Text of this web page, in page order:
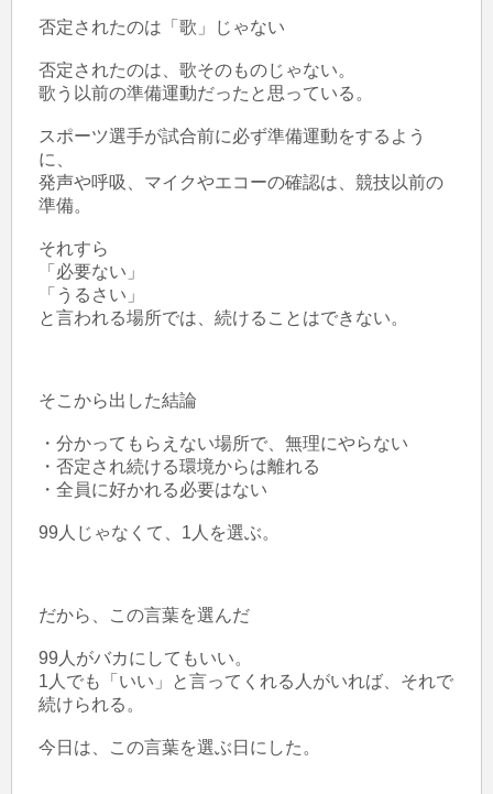
否定されたのは「歌」じゃない
否定されたのは、歌そのものじゃない。
歌う以前の準備運動だったと思っている。
スポーツ選手が試合前に必ず準備運動をするよう
に、
発声や呼吸、マイクやエコーの確認は、競技以前の
準備。
それすら
「必要ない」
「うるさい」
と言われる場所では、続けることはできない。
そこから出した結論
・分かってもらえない場所で、無理にやらない
・否定され続ける環境からは離れる
・全員に好かれる必要はない
99人じゃなくて、1人を選ぶ。
だから、この言葉を選んだ
99人がバカにしてもいい。
1人でも「いい」と言ってくれる人がいれば、それで
続けられる。
今日は、この言葉を選ぶ日にした。